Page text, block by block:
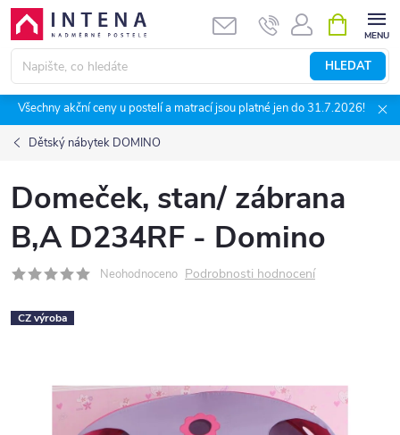
Přejít
obsah
HLEDAT
NÁKUPNÍ
KOŠÍK
Všechny akční ceny u postelí a matrací jsou platné jen do 31.7.2026!
Dětský nábytek DOMINO
Domeček, stan/ zábrana
B,A D234RF - Domino
Neohodnoceno Podrobnosti hodnocení
CZ výroba